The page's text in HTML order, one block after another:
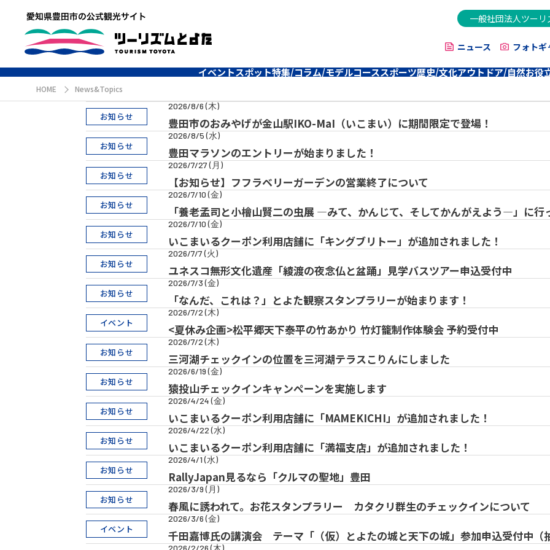
一般社団法人ツー
ニュース フォトギ
イベントスポット特集/コラム/モデルコーススポーツ歴史/文化アウトドア/自然お役
HOME News&Topics
お知らせ
2026/8/6 (木)
豊田市のおみやげが金山駅IKO-MaI（いこまい）に期間限定で登場！
お知らせ
2026/8/5 (水)
豊田マラソンのエントリーが始まりました！
お知らせ
2026/7/27 (月)
【お知らせ】フフラベリーガーデンの営業終了について
お知らせ
2026/7/10 (金)
「養老孟司と小檜山賢二の虫展 ―みて、かんじて、そしてかんがえよう―」に行
お知らせ
2026/7/10 (金)
いこまいるクーポン利用店舗に「キングブリトー」が追加されました！
お知らせ
2026/7/7 (火)
ユネスコ無形文化遺産「綾渡の夜念仏と盆踊」見学バスツアー申込受付中
お知らせ
2026/7/3 (金)
「なんだ、これは？」とよた観察スタンプラリーが始まります！
イベント
2026/7/2 (木)
<夏休み企画>松平郷天下泰平の竹あかり 竹灯籠制作体験会 予約受付中
お知らせ
2026/7/2 (木)
三河湖チェックインの位置を三河湖テラスこりんにしました
お知らせ
2026/6/19 (金)
猿投山チェックインキャンペーンを実施します
お知らせ
2026/4/24 (金)
いこまいるクーポン利用店舗に「MAMEKICHI」が追加されました！
お知らせ
2026/4/22 (水)
いこまいるクーポン利用店舗に「満福支店」が追加されました！
お知らせ
2026/4/1 (水)
RallyJapan見るなら「クルマの聖地」豊田
お知らせ
2026/3/9 (月)
春風に誘われて。お花スタンプラリー カタクリ群生のチェックインについて
イベント
2026/3/6 (金)
千田嘉博氏の講演会 テーマ「（仮）とよたの城と天下の城」参加申込受付中（
2026/2/26 (木)